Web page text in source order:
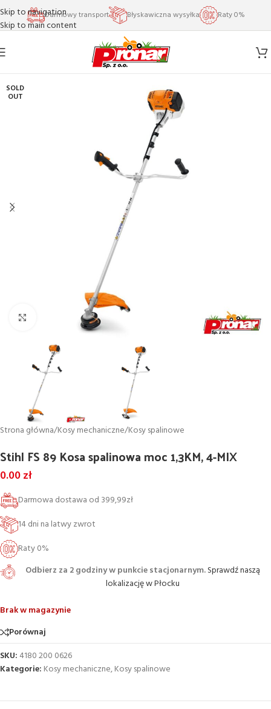
Skip to navigation
Skip to main content
Darmowy transport Błyskawiczna wysyłka Raty 0%
SOLD
OUT
Strona główna/Kosy mechaniczne/Kosy spalinowe
Stihl FS 89 Kosa spalinowa moc 1,3KM, 4-MIX
0.00zł
Darmowa dostawa od 399,99zł
14 dni na latwy zwrot
Raty 0%
Odbierz za 2 godziny w punkcie stacjonarnym.Sprawdź naszą
lokalizację w Płocku
Brak w magazynie
Porównaj
SKU: 4180 200 0626
Kategorie: Kosy mechaniczne,Kosy spalinowe